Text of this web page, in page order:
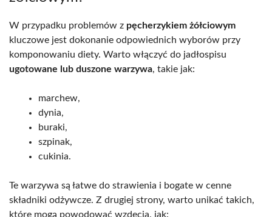
W przypadku problemów z pęcherzykiem żółciowym
kluczowe jest dokonanie odpowiednich wyborów przy
komponowaniu diety. Warto włączyć do jadłospisu
ugotowane lub duszone warzywa, takie jak:
marchew,
dynia,
buraki,
szpinak,
cukinia.
Te warzywa są łatwe do strawienia i bogate w cenne
składniki odżywcze. Z drugiej strony, warto unikać takich,
które mogą powodować wzdęcia, jak: